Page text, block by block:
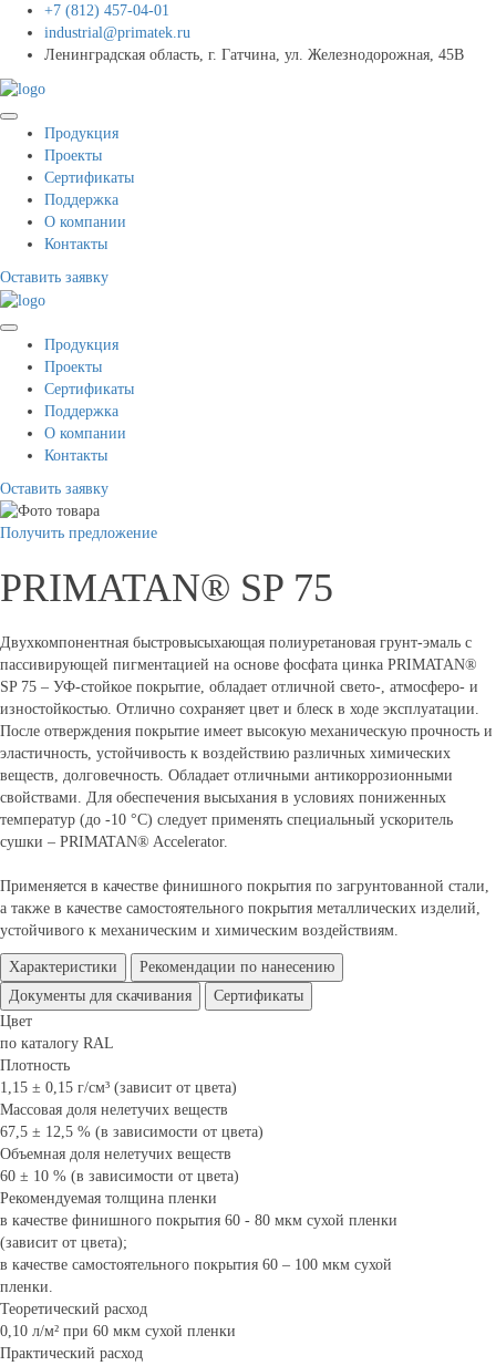
+7 (812) 457-04-01
industrial@primatek.ru
Ленинградская область, г. Гатчина, ул. Железнодорожная, 45В
Продукция
Проекты
Сертификаты
Поддержка
О компании
Контакты
Оставить заявку
Продукция
Проекты
Сертификаты
Поддержка
О компании
Контакты
Оставить заявку
Получить предложение
PRIMATAN® SP 75
Двухкомпонентная быстровысыхающая полиуретановая грунт-эмаль с
пассивирующей пигментацией на основе фосфата цинка PRIMATAN®
SP 75 – УФ-стойкое покрытие, обладает отличной свето-, атмосферо- и
изностойкостью. Отлично сохраняет цвет и блеск в ходе эксплуатации.
После отверждения покрытие имеет высокую механическую прочность и
эластичность, устойчивость к воздействию различных химических
веществ, долговечность. Обладает отличными антикоррозионными
свойствами. Для обеспечения высыхания в условиях пониженных
температур (до -10 °С) следует применять специальный ускоритель
сушки – PRIMATAN® Accelerator.
Применяется в качестве финишного покрытия по загрунтованной стали,
а также в качестве самостоятельного покрытия металлических изделий,
устойчивого к механическим и химическим воздействиям.
Характеристики
Рекомендации по нанесению
Документы для скачивания
Сертификаты
Цвет
по каталогу RAL
Плотность
1,15 ± 0,15 г/см³ (зависит от цвета)
Массовая доля нелетучих веществ
67,5 ± 12,5 % (в зависимости от цвета)
Объемная доля нелетучих веществ
60 ± 10 % (в зависимости от цвета)
Рекомендуемая толщина пленки
в качестве финишного покрытия 60 - 80 мкм сухой пленки
(зависит от цвета);
в качестве самостоятельного покрытия 60 – 100 мкм сухой
пленки.
Теоретический расход
0,10 л/м² при 60 мкм сухой пленки
Практический расход